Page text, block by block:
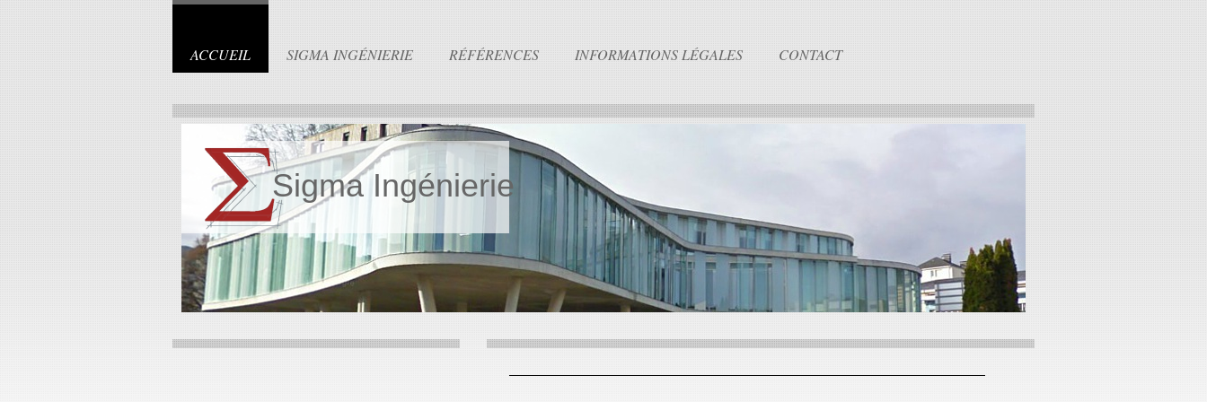
ACCUEIL SIGMA INGÉNIERIE RÉFÉRENCES INFORMATIONS LÉGALES CONTACT
Sigma Ingénierie